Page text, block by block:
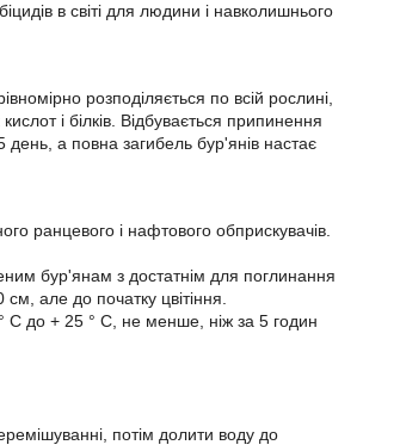
в світі для людини і навколишнього
розподіляється по всій рослині,
і білків. Відбувається припинення
день, а повна загибель бур'янів настає
ранцевого і нафтового обприскувачів.
бур'янам з достатнім для поглинання
але до початку цвітіння.
° С до + 25 ° С, не менше, ніж за 5 годин
потім долити воду до